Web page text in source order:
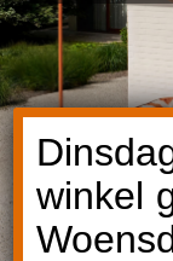
winkel